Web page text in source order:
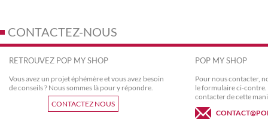
CONTACTEZ-NOUS
RETROUVEZ POP MY SHOP
Vous avez un projet éphémère et vous avez besoin
de conseils ? Nous sommes là pour y répondre.
CONTACTEZ NOUS
POP MY SHOP
Pour nous contacter,
le formulaire ci-contre.
contacter de cette